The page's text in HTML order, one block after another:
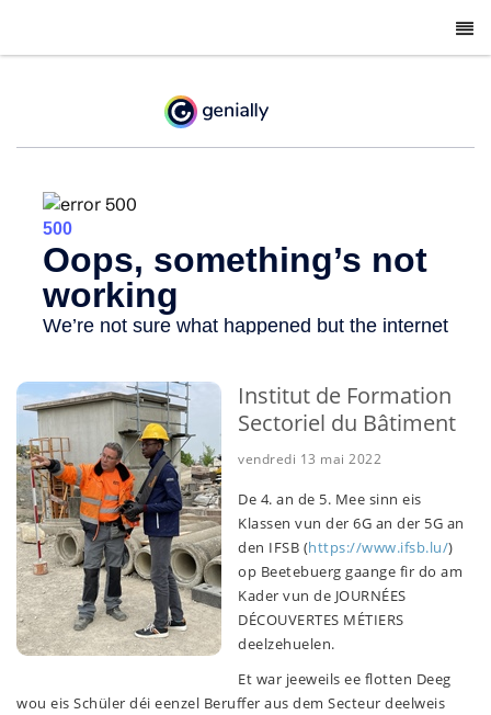
Institut de Formation
Sectoriel du Bâtiment
vendredi 13 mai 2022
De 4. an de 5. Mee sinn eis
Klassen vun der 6G an der 5G an
den IFSB (https://www.ifsb.lu/)
op Beetebuerg gaange fir do am
Kader vun de JOURNÉES
DÉCOUVERTES MÉTIERS
deelzehuelen.
Et war jeeweils ee flotten Deeg
wou eis Schüler déi eenzel Beruffer aus dem Secteur deelweis